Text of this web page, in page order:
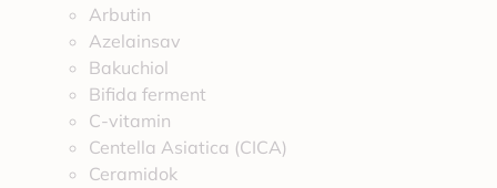
Arbutin
Azelainsav
Bakuchiol
Bifida ferment
C-vitamin
Centella Asiatica (CICA)
Ceramidok